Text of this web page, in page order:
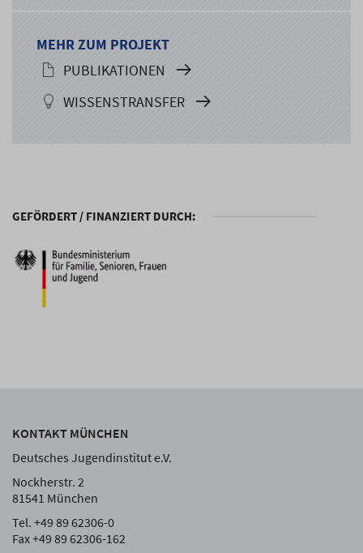
MEHR ZUM PROJEKT
PUBLIKATIONEN
WISSENSTRANSFER
GEFÖRDERT / FINANZIERT DURCH:
KONTAKT MÜNCHEN
Deutsches Jugendinstitut e.V.
Nockherstr. 2
81541 München
Tel. +49 89 62306-0
Fax +49 89 62306-162